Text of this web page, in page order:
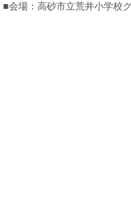
■会場：高砂市立荒井小学校